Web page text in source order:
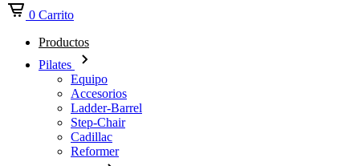
0 Carrito
Productos
Pilates
Equipo
Accesorios
Ladder-Barrel
Step-Chair
Cadillac
Reformer